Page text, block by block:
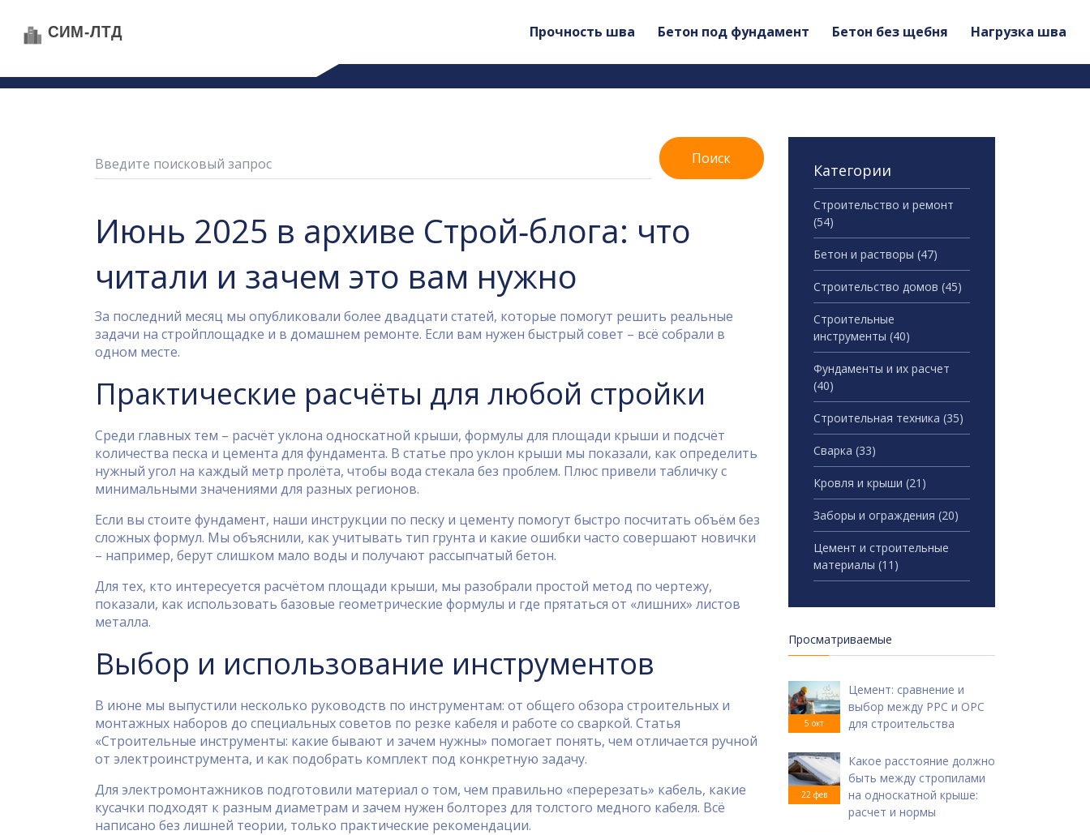
Прочность шва Бетон под фундамент Бетон без щебня Нагрузка шва
Поиск
Июнь 2025 в архиве Строй‑блога: что
читали и зачем это вам нужно
За последний месяц мы опубликовали более двадцати статей, которые помогут решить реальные
задачи на стройплощадке и в домашнем ремонте. Если вам нужен быстрый совет – всё собрали в
одном месте.
Практические расчёты для любой стройки
Среди главных тем – расчёт уклона односкатной крыши, формулы для площади крыши и подсчёт
количества песка и цемента для фундамента. В статье про уклон крыши мы показали, как определить
нужный угол на каждый метр пролёта, чтобы вода стекала без проблем. Плюс привели табличку с
минимальными значениями для разных регионов.
Если вы стоите фундамент, наши инструкции по песку и цементу помогут быстро посчитать объём без
сложных формул. Мы объяснили, как учитывать тип грунта и какие ошибки часто совершают новички
– например, берут слишком мало воды и получают рассыпчатый бетон.
Для тех, кто интересуется расчётом площади крыши, мы разобрали простой метод по чертежу,
показали, как использовать базовые геометрические формулы и где прятаться от «лишних» листов
металла.
Выбор и использование инструментов
В июне мы выпустили несколько руководств по инструментам: от общего обзора строительных и
монтажных наборов до специальных советов по резке кабеля и работе со сваркой. Статья
«Строительные инструменты: какие бывают и зачем нужны» помогает понять, чем отличается ручной
от электроинструмента, и как подобрать комплект под конкретную задачу.
Для электромонтажников подготовили материал о том, чем правильно «перерезать» кабель, какие
кусачки подходят к разным диаметрам и зачем нужен болторез для толстого медного кабеля. Всё
написано без лишней теории, только практические рекомендации.
Категории
Строительство и ремонт
(54)
Бетон и растворы (47)
Строительство домов (45)
Строительные
инструменты (40)
Фундаменты и их расчет
(40)
Строительная техника (35)
Сварка (33)
Кровля и крыши (21)
Заборы и ограждения (20)
Цемент и строительные
материалы (11)
Просматриваемые
5 окт
Цемент: сравнение и
выбор между PPC и OPC
для строительства
22 фев
Какое расстояние должно
быть между стропилами
на односкатной крыше:
расчет и нормы